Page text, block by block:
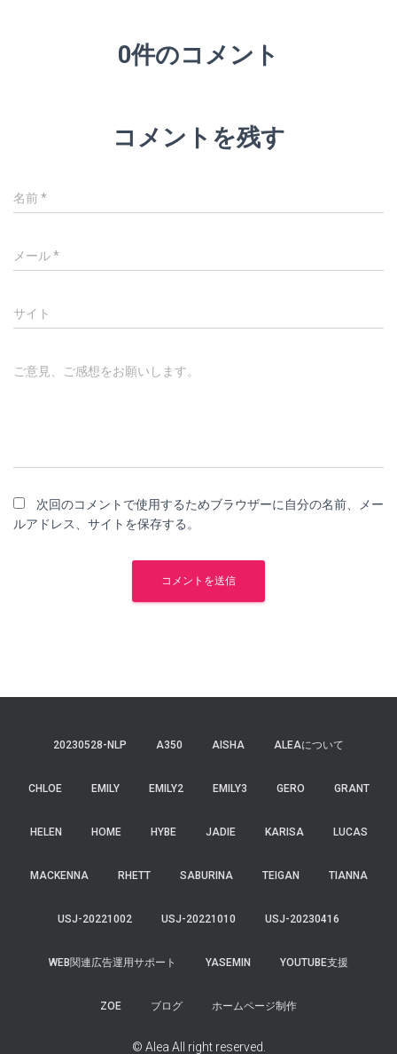
0件のコメント
コメントを残す
名前*
メール*
サイト
ご意見、ご感想をお願いします。
次回のコメントで使用するためブラウザーに自分の名前、メー
ルアドレス、サイトを保存する。
20230528-NLP A350 AISHA ALEAについて
CHLOE EMILY EMILY2 EMILY3 GERO GRANT
HELEN HOME HYBE JADIE KARISA LUCAS
MACKENNA RHETT SABURINA TEIGAN TIANNA
USJ-20221002 USJ-20221010 USJ-20230416
WEB関連広告運用サポート YASEMIN YOUTUBE支援
ZOE ブログ ホームページ制作
© Alea All right reserved.